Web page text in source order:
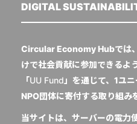
DIGITAL
Circular Economy Hubでは
けで社会貢献に参加できるよ
「UU Fund 」を通じて、1ユ
NPO団体に寄付する取り組み
当サイトは、サーバーの電力